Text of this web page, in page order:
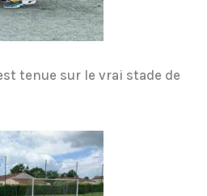
tenue sur le vrai stade de